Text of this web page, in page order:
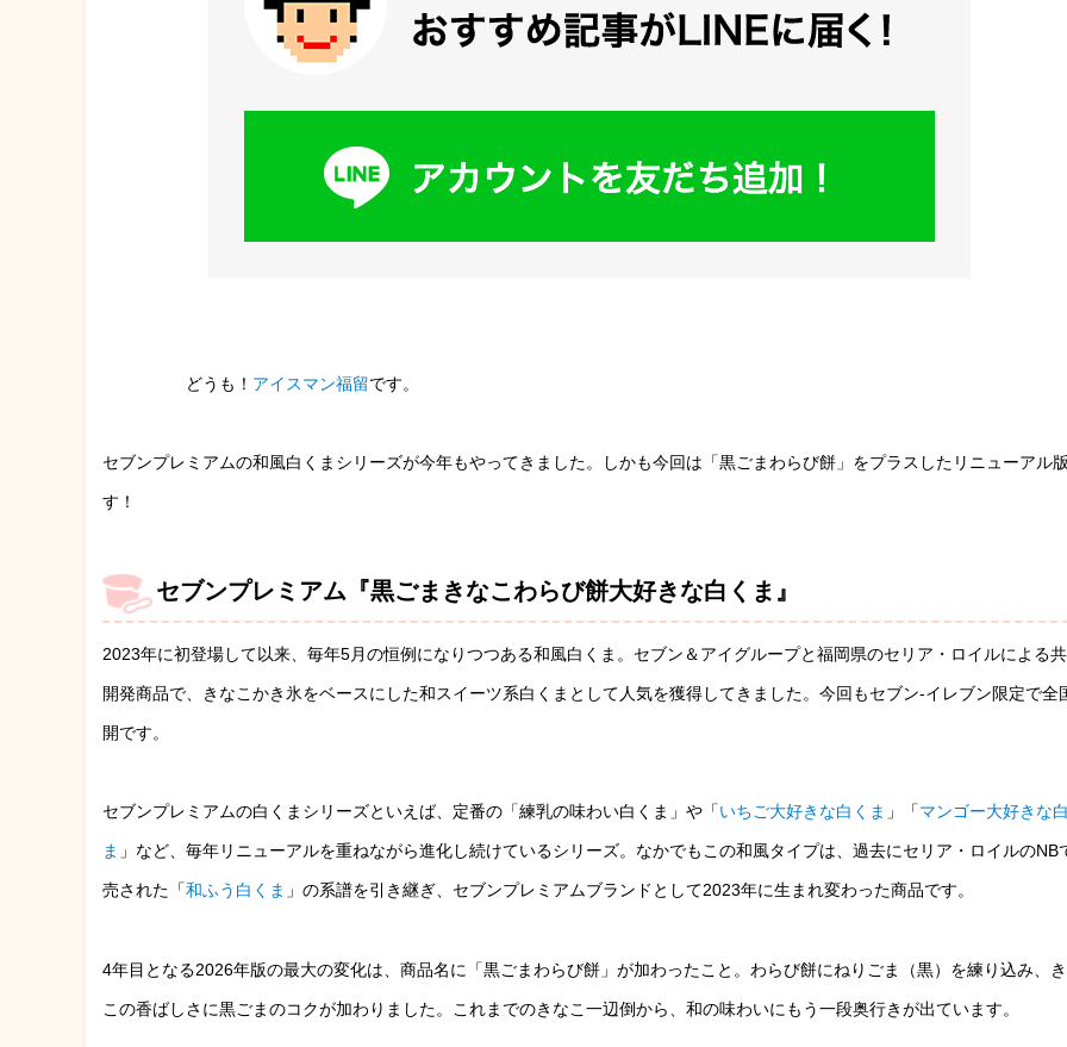
どうも！ アイスマン福留です。
セブンプレミアムの和風白くまシリーズが今年もやってきました。しかも今回は「黒ごまわらび餅」をプラスしたリニューアル
す！
セブンプレミアム『黒ごまきなこわらび餅大好きな白くま』
2023年に初登場して以来、毎年5月の恒例になりつつある和風白くま。セブン＆アイグループと福岡県のセリア・ロイルによる
開発商品で、きなこかき氷をベースにした和スイーツ系白くまとして人気を獲得してきました。今回もセブン-イレブン限定で全
開です。
セブンプレミアムの白くまシリーズといえば、定番の「練乳の味わい白くま」や「いちご大好きな白くま 」「マンゴー大好きな
ま 」など、毎年リニューアルを重ねながら進化し続けているシリーズ。なかでもこの和風タイプは、過去にセリア・ロイルのNB
売された「和ふう白くま 」の系譜を引き継ぎ、セブンプレミアムブランドとして2023年に生まれ変わった商品です。
4年目となる2026年版の最大の変化は、商品名に「黒ごまわらび餅」が加わったこと。わらび餅にねりごま（黒）を練り込み、
この香ばしさに黒ごまのコクが加わりました。これまでのきなこ一辺倒から、和の味わいにもう一段奥行きが出ています。